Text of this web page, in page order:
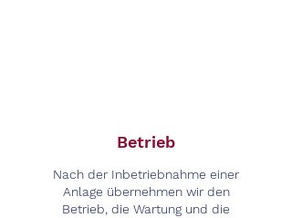
Betrieb
Nach der Inbetriebnahme einer
Anlage übernehmen wir den
Betrieb, die Wartung und die